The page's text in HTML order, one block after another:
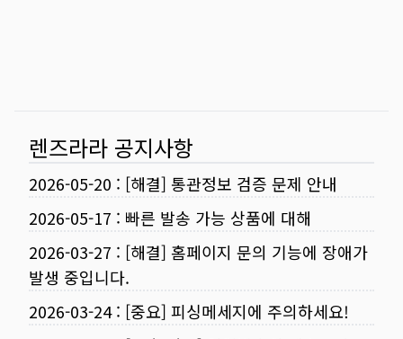
렌즈라라 공지사항
2026-05-20 : [해결] 통관정보 검증 문제 안내
2026-05-17 : 빠른 발송 가능 상품에 대해
2026-03-27 : [해결] 홈페이지 문의 기능에 장애가
발생 중입니다.
2026-03-24: [중요] 피싱메세지에 주의하세요!